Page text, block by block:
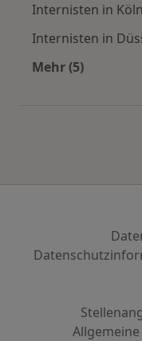
Internisten in Köln
Internisten in
Mehr (5)